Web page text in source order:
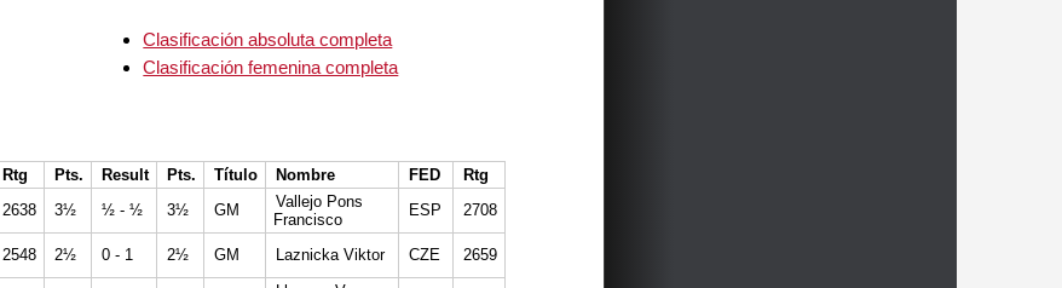
Clasificación absoluta completa
Clasificación femenina completa
Rtg Pts. Result Pts. Título Nombre FED
Rtg
2638 3½ ½ - ½ 3½ GM
Vallejo Pons
Francisco
ESP 2708
2548 2½ 0 - 1 2½ GM Laznicka Viktor CZE
2659